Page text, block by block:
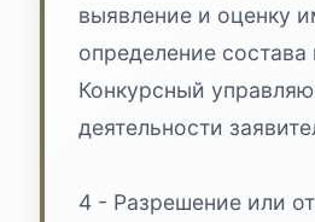
выявление и оценку
определение состава
Конкурсный
деятельности
4 - Разрешение или